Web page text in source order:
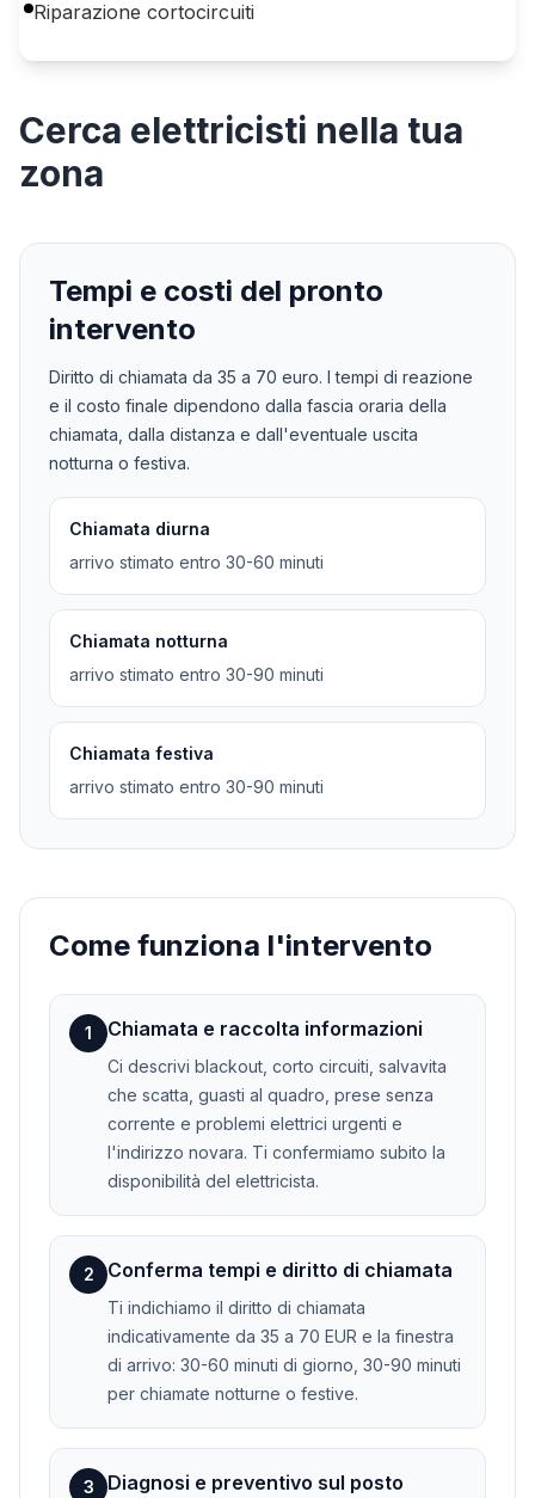
Riparazione cortocircuiti
Cerca elettricisti nella tua
zona
Tempi e costi del pronto
intervento
Diritto di chiamata da 35 a 70 euro. I tempi di reazione
e il costo finale dipendono dalla fascia oraria della
chiamata, dalla distanza e dall'eventuale uscita
notturna o festiva.
Chiamata diurna
arrivo stimato entro 30-60 minuti
Chiamata notturna
arrivo stimato entro 30-90 minuti
Chiamata festiva
arrivo stimato entro 30-90 minuti
Come funziona l'intervento
1 Chiamata e raccolta informazioni
Ci descrivi blackout, corto circuiti, salvavita
che scatta, guasti al quadro, prese senza
corrente e problemi elettrici urgenti e
l'indirizzo novara. Ti confermiamo subito la
disponibilità del elettricista.
2 Conferma tempi e diritto di chiamata
Ti indichiamo il diritto di chiamata
indicativamente da 35 a 70 EUR e la finestra
di arrivo: 30-60 minuti di giorno, 30-90 minuti
per chiamate notturne o festive.
3 Diagnosi e preventivo sul posto